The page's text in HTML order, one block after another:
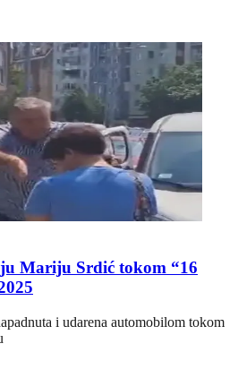
Mariju Srdić tokom “16
i udarena automobilom tokom